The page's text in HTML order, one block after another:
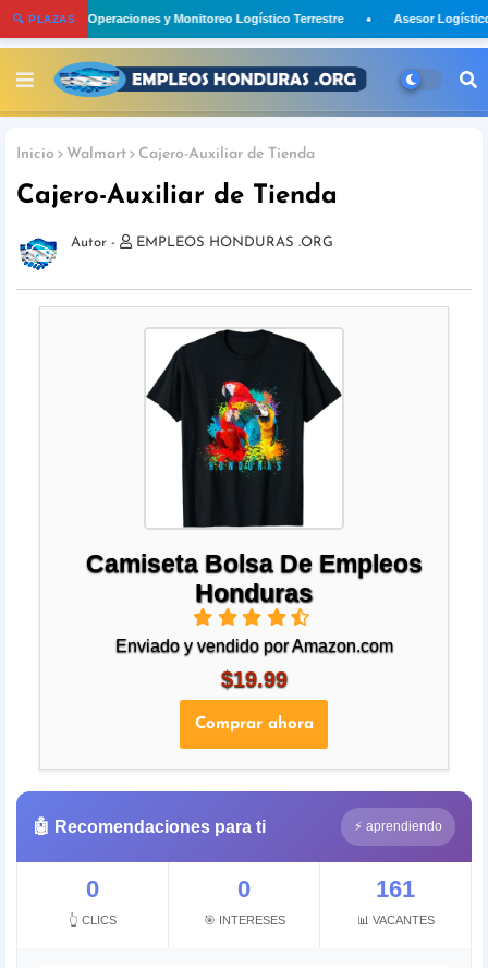
Inicio Walmart Cajero-Auxiliar de Tienda
Cajero-Auxiliar de Tienda
EMPLEOS HONDURAS .ORG
Camiseta Bolsa De Empleos
Honduras
Enviado y vendido por Amazon.com
$19.99
Comprar ahora
🤖 Recomendaciones para ti ⚡ aprendiendo
0
👆 CLICS
0
🎯 INTERESES
161
📊 VACANTES
🔍 PLAZAS
Asistente de Operaciones y Monitoreo Logístico Terrestre Asesor Logístico